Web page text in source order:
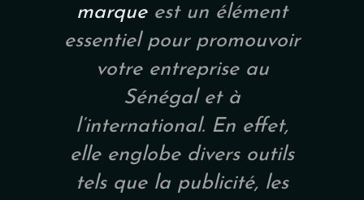
marqueest un élément
essentiel pour promouvoir
votre entreprise au
Sénégal et à
l’international. En effet,
elle englobe divers outils
tels que la publicité, les